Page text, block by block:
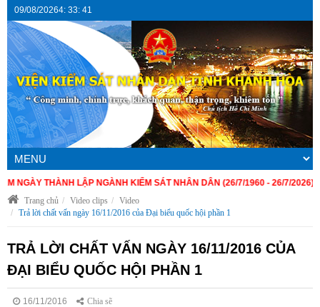
09/08/20264: 33: 42
THÀNH LẬP NGÀNH KIỂM SÁT NHÂN DÂN (26/7/1960 - 26/7/2026)
Trang chủ
Video clips
Video
Trả lời chất vấn ngày 16/11/2016 của Đại biểu quốc hội phần 1
TRẢ LỜI CHẤT VẤN NGÀY 16/11/2016 CỦA
ĐẠI BIỂU QUỐC HỘI PHẦN 1
16/11/2016 Chia sẽ